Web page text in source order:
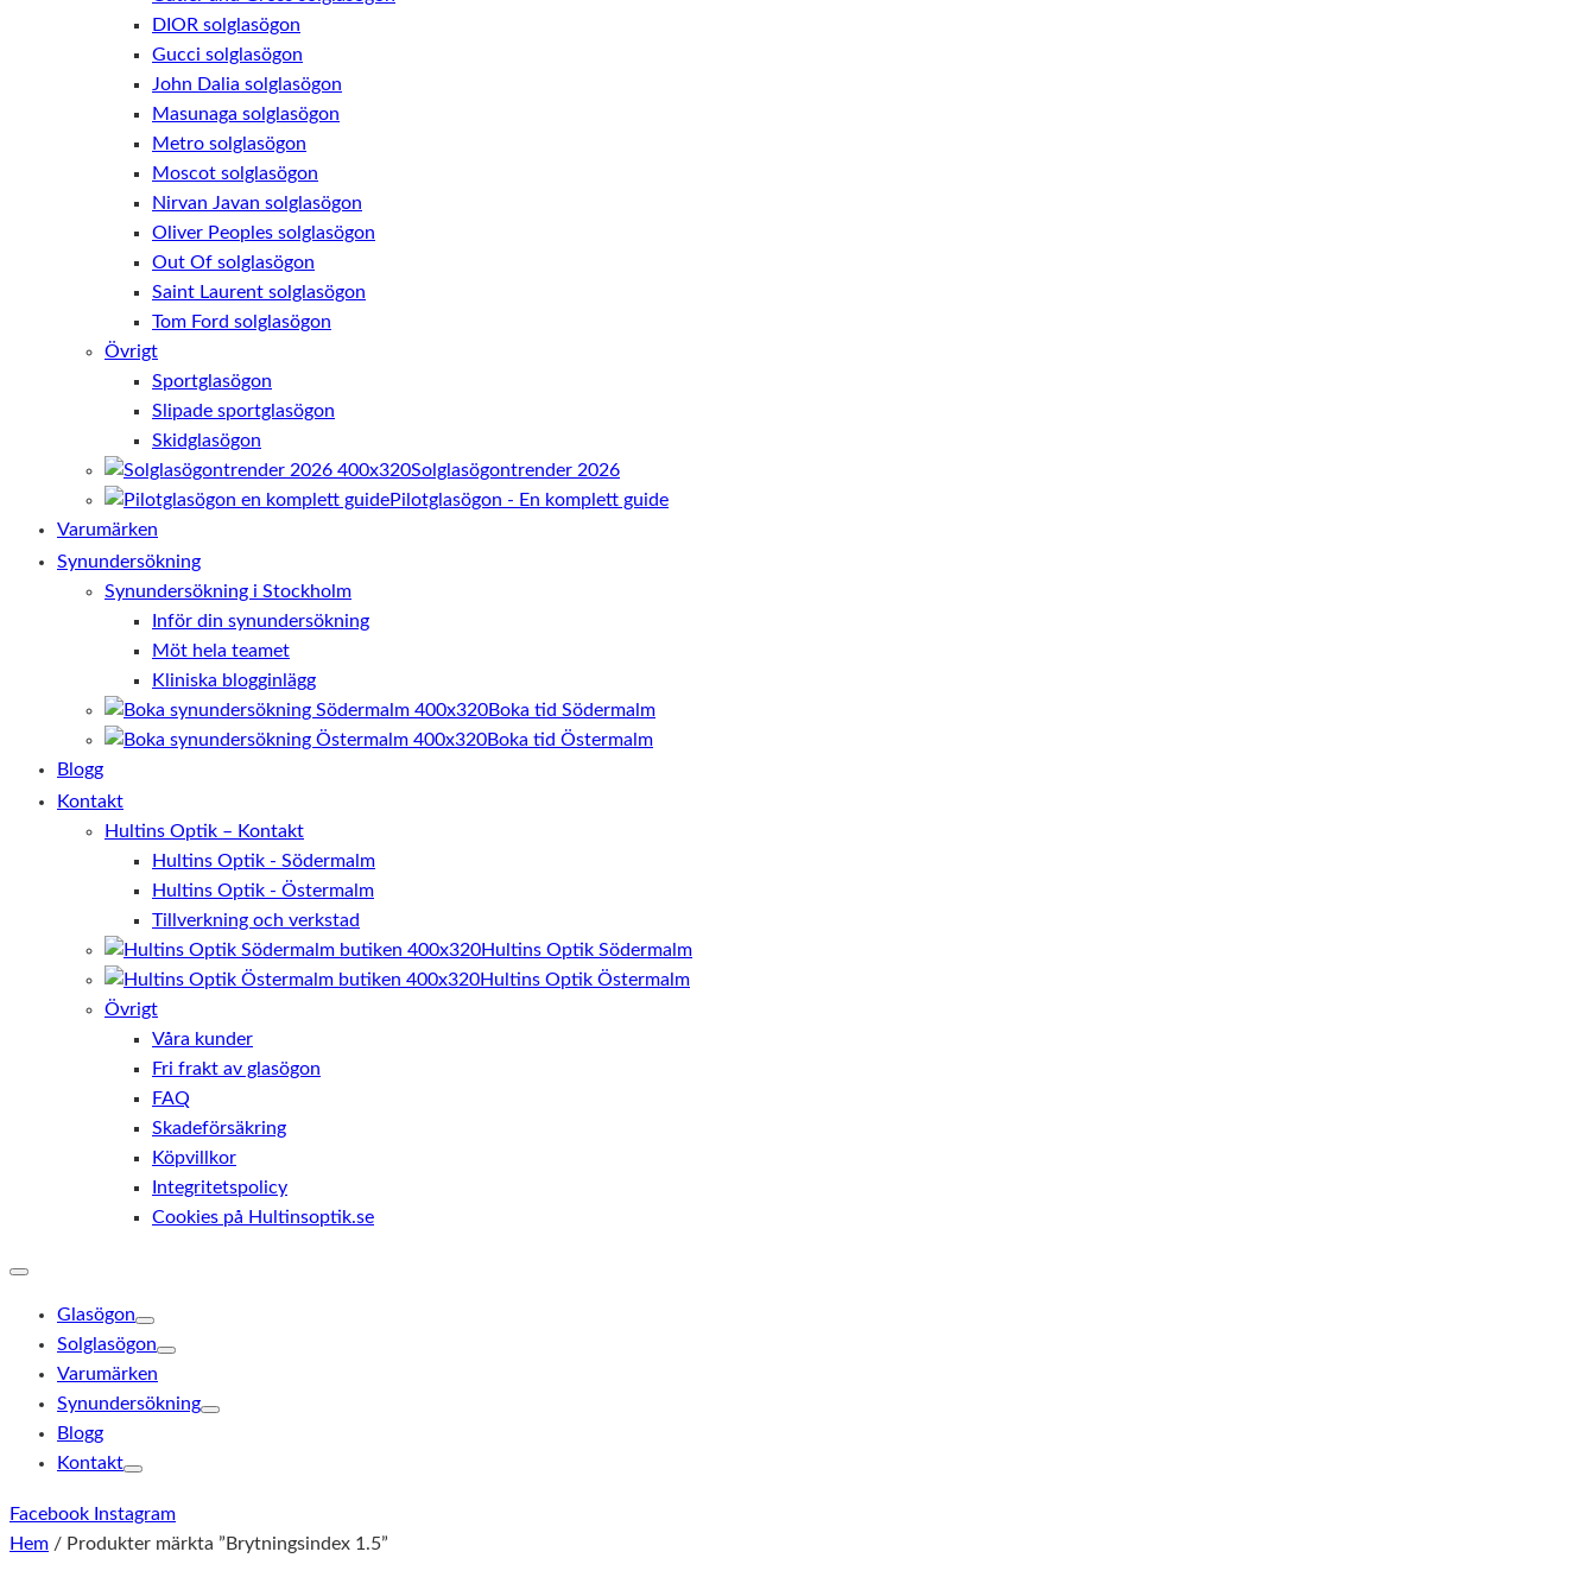
DIOR solglasögon
Gucci solglasögon
John Dalia solglasögon
Masunaga solglasögon
Metro solglasögon
Moscot solglasögon
Nirvan Javan solglasögon
Oliver Peoples solglasögon
Out Of solglasögon
Saint Laurent solglasögon
Tom Ford solglasögon
Övrigt
Sportglasögon
Slipade sportglasögon
Skidglasögon
Solglasögontrender 2026
Pilotglasögon - En komplett guide
Varumärken
Synundersökning
Synundersökning i Stockholm
Inför din synundersökning
Möt hela teamet
Kliniska blogginlägg
Boka tid Södermalm
Boka tid Östermalm
Blogg
Kontakt
Hultins Optik – Kontakt
Hultins Optik - Södermalm
Hultins Optik - Östermalm
Tillverkning och verkstad
Hultins Optik Södermalm
Hultins Optik Östermalm
Övrigt
Våra kunder
Fri frakt av glasögon
FAQ
Skadeförsäkring
Köpvillkor
Integritetspolicy
Cookies på Hultinsoptik.se
Glasögon
Solglasögon
Varumärken
Synundersökning
Blogg
Kontakt
Facebook Instagram
Hem / Produkter märkta ”Brytningsindex 1.5”